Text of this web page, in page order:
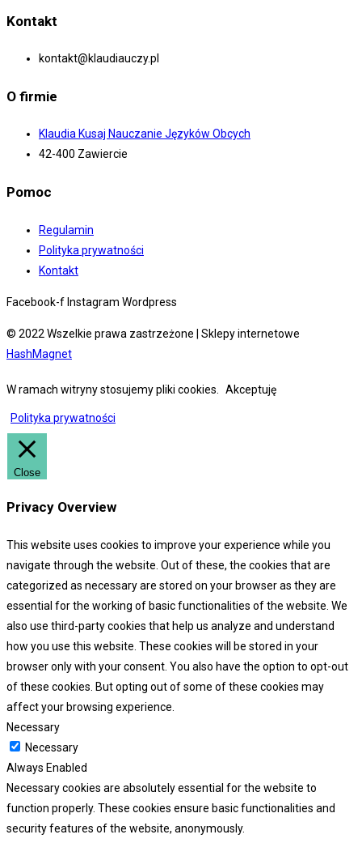
Kontakt
kontakt@klaudiauczy.pl
O firmie
Klaudia Kusaj Nauczanie Języków Obcych
42-400 Zawiercie
Pomoc
Regulamin
Polityka prywatności
Kontakt
Facebook-fInstagram Wordpress
© 2022 Wszelkie prawa zastrzeżone | Sklepy internetowe
HashMagnet
W ramach witryny stosujemy pliki cookies. Akceptuję
Polityka prywatności
Close
Privacy Overview
This website uses cookies to improve your experience while you
navigate through the website. Out of these, the cookies that are
categorized as necessary are stored on your browser as they are
essential for the working of basic functionalities of the website. We
also use third-party cookies that help us analyze and understand
how you use this website. These cookies will be stored in your
browser only with your consent. You also have the option to opt-out
of these cookies. But opting out of some of these cookies may
affect your browsing experience.
Necessary
Necessary
Always Enabled
Necessary cookies are absolutely essential for the website to
function properly. These cookies ensure basic functionalities and
security features of the website, anonymously.